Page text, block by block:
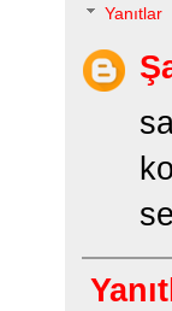
Yanıtlar